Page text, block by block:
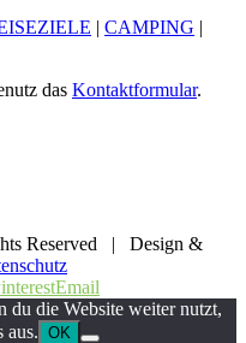
| CAMPING |
das Kontaktformular.
Reserved | Design &
Email
du die Website weiter nutzt,
aus. OK